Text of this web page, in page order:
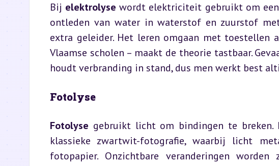
Bij elektrolyse wordt elektriciteit gebruikt om
ontleden van water in waterstof en zuurstof
extra geleider. Het leren omgaan met toestellen
Vlaamse scholen – maakt de theorie tastbaar.
houdt verbranding in stand, dus men werkt best
Fotolyse
Fotolyse gebruikt licht om bindingen te
klassieke zwartwit-fotografie, waarbij licht
fotopapier. Onzichtbare veranderingen